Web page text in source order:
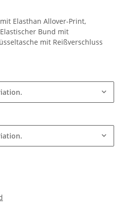
Elasthan Allover-Print,
Bund mit
mit Reißverschluss